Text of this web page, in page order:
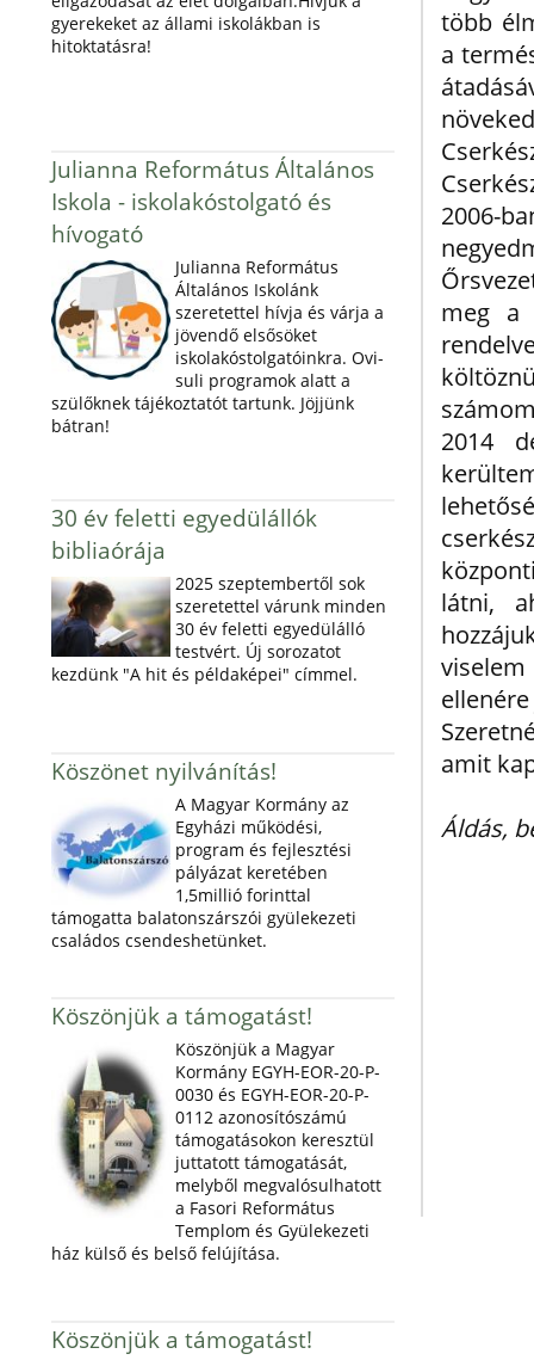
gyerekeket az állami iskolákban is
hitoktatásra!
Julianna Református Általános
Iskola - iskolakóstolgató és
hívogató
Julianna Református
Általános Iskolánk
szeretettel hívja és várja a
jövendő elsősöket
iskolakóstolgatóinkra. Ovi-
suli programok alatt a
szülőknek tájékoztatót tartunk. Jöjjünk
bátran!
30 év feletti egyedülállók
bibliaórája
2025 szeptembertől sok
szeretettel várunk minden
30 év feletti egyedülálló
testvért. Új sorozatot
kezdünk "A hit és példaképei" címmel.
Köszönet nyilvánítás!
A Magyar Kormány az
Egyházi működési,
program és fejlesztési
pályázat keretében
1,5millió forinttal
támogatta balatonszárszói gyülekezeti
családos csendeshetünket.
Köszönjük a támogatást!
Köszönjük a Magyar
Kormány EGYH-EOR-20-P-
0030 és EGYH-EOR-20-P-
0112 azonosítószámú
támogatásokon keresztül
juttatott támogatását,
melyből megvalósulhatott
a Fasori Református
Templom és Gyülekezeti
ház külső és belső felújítása.
Köszönjük a támogatást!
több
a
2006-
meg a
2014
látni,
amit
Áldás,